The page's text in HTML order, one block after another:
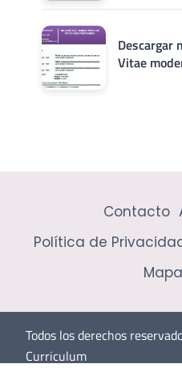
Descargar
Vitae
Contacto
Política de
Todos los derechos
Curriculum